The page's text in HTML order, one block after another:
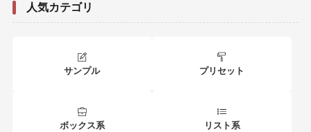
人気カテゴリ
サンプル プリセット
ボックス系 リスト系